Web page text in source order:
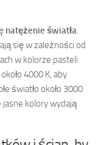
natężenie światła
się w zależności od
w kolorze pasteli
4000 K, aby
światło około 3000
jasne kolory wydają